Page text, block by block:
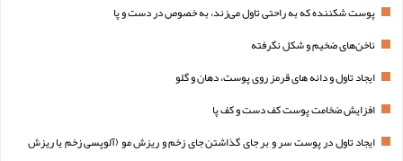
پوست شکننده که به راحتی تاول می‌زند، به خصوص در دست و پا
ناخن‌های ضخیم و شکل نگرفته
ایجاد تاول و دانه های قرمز روی پوست، دهان و گلو
افزایش ضخامت پوست کف دست و کف پا
ایجاد تاول در پوست سر و بر جای گذاشتن جای زخم و ریزش مو (آلوپسی زخم یا ریزش